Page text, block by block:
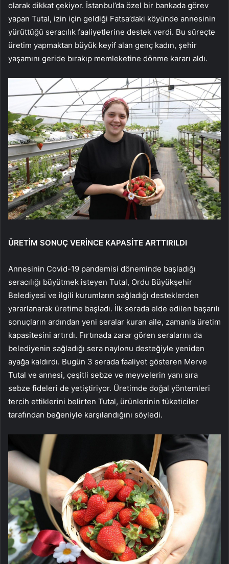
olarak dikkat çekiyor. İstanbul’da özel bir bankada görev
yapan Tutal, izin için geldiği Fatsa’daki köyünde annesinin
yürüttüğü seracılık faaliyetlerine destek verdi. Bu süreçte
üretim yapmaktan büyük keyif alan genç kadın, şehir
yaşamını geride bırakıp memleketine dönme kararı aldı.
ÜRETİM SONUÇ VERİNCE KAPASİTE ARTTIRILDI
Annesinin Covid-19 pandemisi döneminde başladığı
seracılığı büyütmek isteyen Tutal, Ordu Büyükşehir
Belediyesi ve ilgili kurumların sağladığı desteklerden
yararlanarak üretime başladı. İlk serada elde edilen başarılı
sonuçların ardından yeni seralar kuran aile, zamanla üretim
kapasitesini artırdı. Fırtınada zarar gören seralarını da
belediyenin sağladığı sera naylonu desteğiyle yeniden
ayağa kaldırdı. Bugün 3 serada faaliyet gösteren Merve
Tutal ve annesi, çeşitli sebze ve meyvelerin yanı sıra
sebze fideleri de yetiştiriyor. Üretimde doğal yöntemleri
tercih ettiklerini belirten Tutal, ürünlerinin tüketiciler
tarafından beğeniyle karşılandığını söyledi.